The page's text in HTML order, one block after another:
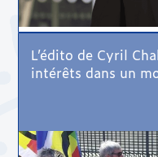
L’édito de Cyril
intérêts dans un